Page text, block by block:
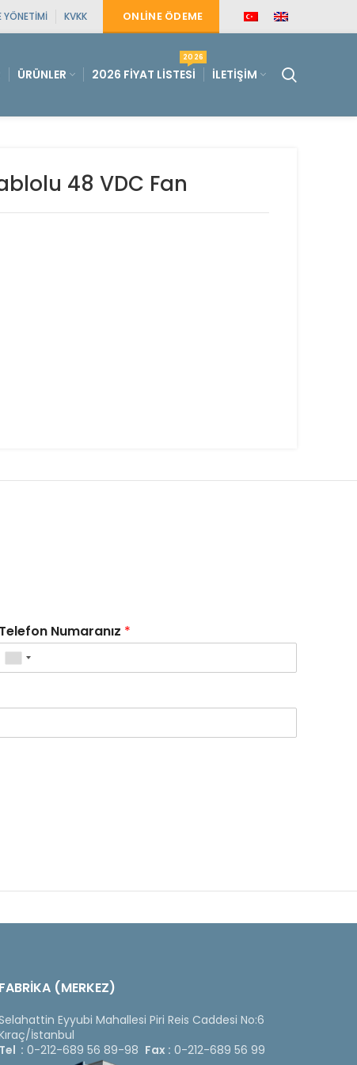
YÖNETIMI KVKK ONLINE ÖDEME
ÜRÜNLER 2026 FIYAT LISTESI
2026
İLETIŞIM
48 VDC Fan
Telefon Numaranız *
FABRİKA (MERKEZ)
Eyyubi Mahallesi Piri Reis Caddesi No:6
İstanbul
Tel : 0-212-689 56 89-98 Fax : 0-212-689 56 99